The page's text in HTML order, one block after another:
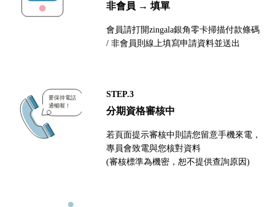
非會員 → 填單
會員請打開zingala銀角零卡掃描付款條碼
/ 非會員則線上填寫申請資料並送出
STEP.3
分期資格審核中
若頁面提示審核中則請您留意手機來電，
專員會致電與您核對資料
(審核標準為機密，恕不提供查詢原因)